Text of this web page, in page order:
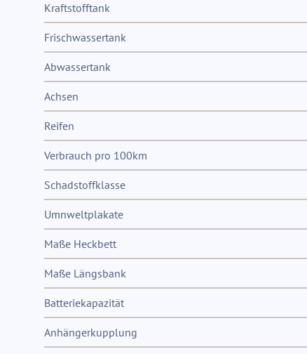
Kraftstofftank
Frischwassertank
Abwassertank
Achsen
Reifen
Verbrauch pro 100km
Schadstoffklasse
Umnweltplakate
Maße Heckbett
Maße Längsbank
Batteriekapazität
Anhängerkupplung